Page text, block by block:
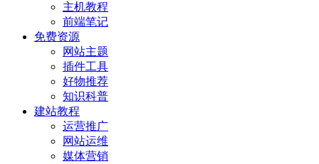
主机教程
前端笔记
免费资源
网站主题
插件工具
好物推荐
知识科普
建站教程
运营推广
网站运维
媒体营销